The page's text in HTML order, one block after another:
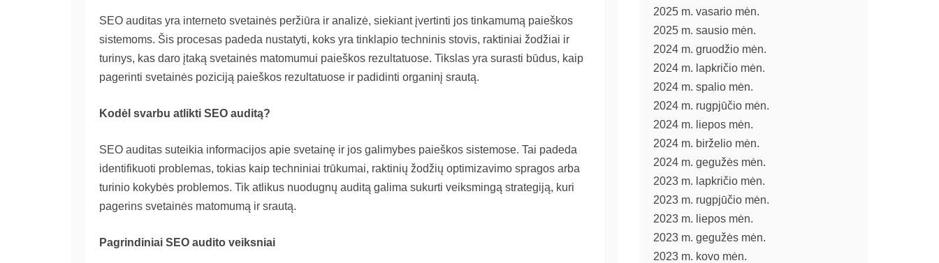
SEO auditas yra interneto svetainės peržiūra ir analizė, siekiant įvertinti jos tinkamumą paieškos
sistemoms. Šis procesas padeda nustatyti, koks yra tinklapio techninis stovis, raktiniai žodžiai ir
turinys, kas daro įtaką svetainės matomumui paieškos rezultatuose. Tikslas yra surasti būdus, kaip
pagerinti svetainės poziciją paieškos rezultatuose ir padidinti organinį srautą.
Kodėl svarbu atlikti SEO auditą?
SEO auditas suteikia informacijos apie svetainę ir jos galimybes paieškos sistemose. Tai padeda
identifikuoti problemas, tokias kaip techniniai trūkumai, raktinių žodžių optimizavimo spragos arba
turinio kokybės problemos. Tik atlikus nuodugnų auditą galima sukurti veiksmingą strategiją, kuri
pagerins svetainės matomumą ir srautą.
Pagrindiniai SEO audito veiksniai
2025 m. vasario mėn.
2025 m. sausio mėn.
2024 m. gruodžio mėn.
2024 m. lapkričio mėn.
2024 m. spalio mėn.
2024 m. rugpjūčio mėn.
2024 m. liepos mėn.
2024 m. birželio mėn.
2024 m. gegužės mėn.
2023 m. lapkričio mėn.
2023 m. rugpjūčio mėn.
2023 m. liepos mėn.
2023 m. gegužės mėn.
2023 m. kovo mėn.